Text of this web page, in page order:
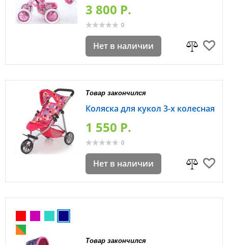
3 800 P.
0
Нет в наличии
Товар закончился
Коляска для кукол 3-х колесная
1 550 P.
0
Нет в наличии
Товар закончился